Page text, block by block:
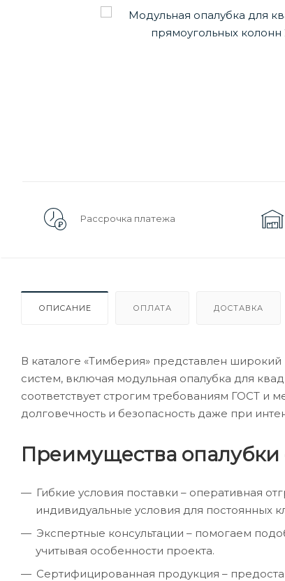
Рассрочка платежа
ОПИСАНИЕ ОПЛАТА ДОСТАВКА
В каталоге «Тимберия» представлен
систем, включая модульная опалубка для
соответствует строгим требованиям ГОСТ и
долговечность и безопасность даже при
Преимущества опалубки
Гибкие условия поставки – оперативная
индивидуальные условия для постоянных
Экспертные консультации – помогаем
учитывая особенности проекта.
Сертифицированная продукция –